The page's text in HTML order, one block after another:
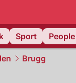
Sport People
Brugg